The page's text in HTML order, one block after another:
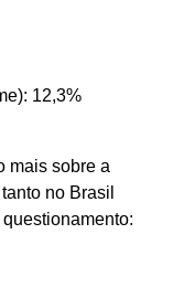
12,3%
mais sobre a
no Brasil